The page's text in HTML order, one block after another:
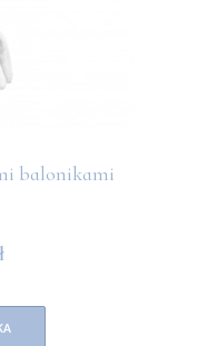
balonikami